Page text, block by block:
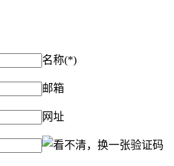
名称(*)
邮箱
网址
验证码